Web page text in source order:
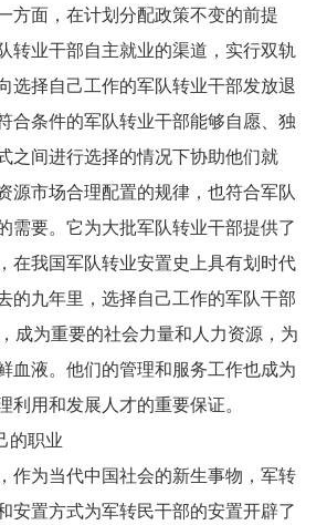
方面，在计划分配政策不变的前提
转业干部自主就业的渠道，实行双轨
选择自己工作的军队转业干部发放退
合条件的军队转业干部能够自愿、独
之间进行选择的情况下协助他们就
源市场合理配置的规律，也符合军队
需要。它为大批军队转业干部提供了
在我国军队转业安置史上具有划时代
的九年里，选择自己工作的军队干部
成为重要的社会力量和人力资源，为
血液。他们的管理和服务工作也成为
利用和发展人才的重要保证。
的职业
作为当代中国社会的新生事物，军转
安置方式为军转民干部的安置开辟了